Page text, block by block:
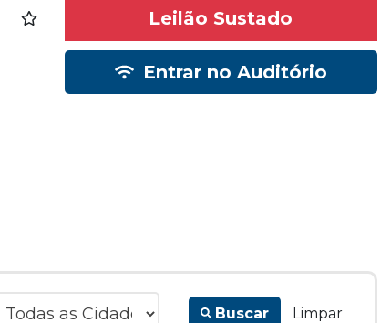
Leilão Sustado
Entrar no Auditório
Buscar Limpar